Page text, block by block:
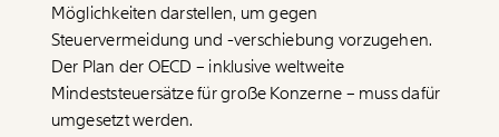
Möglichkeiten darstellen, um gegen
Steuervermeidung und -verschiebung vorzugehen.
Der Plan der OECD – inklusive weltweite
Mindeststeuersätze für große Konzerne – muss dafür
umgesetzt werden.